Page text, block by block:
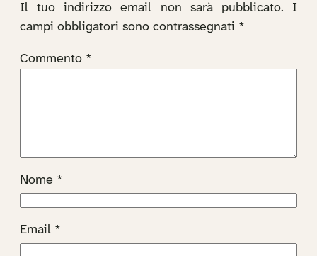
Il tuo indirizzo email non sarà pubblicato.
I
campi obbligatori sono contrassegnati *
Commento *
Nome *
Email *